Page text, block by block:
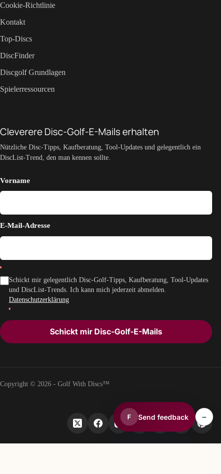
Cookie-Richtlinie
Kontakt
Top-Discs
DiscFinder
Discgolf Grundlagen
Spielerressourcen
Cleverere Disc-Golf-E-Mails erhalten
Nützliche Disc-Tipps, Kaufberatung, Tool-Updates und gelegentlich ein
DiscList-Trend, den man kennen sollte.
Vorname
E-Mail-Adresse
Schickt mir gelegentlich Disc-Golf-Tipps, Kaufberatung, Tool-Updates
und DiscList-Trends. Ich kann mich jederzeit abmelden.
Datenschutzerklärung
Schickt mir Disc-Golf-E-Mails
Copyright © 2026 - Golf With Discs™
F Send feedback –